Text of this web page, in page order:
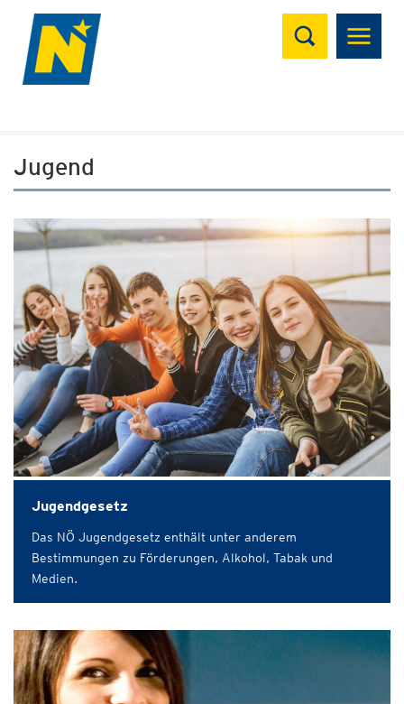
Suchen
Jugend
Jugendgesetz
Das NÖ Jugendgesetz enthält unter anderem
Bestimmungen zu Förderungen, Alkohol, Tabak und
Medien.